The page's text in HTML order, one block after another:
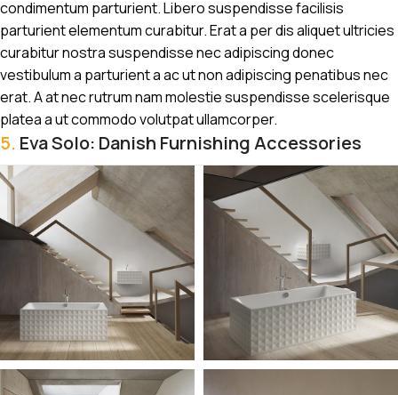
condimentum parturient. Libero suspendisse facilisis
parturient elementum curabitur. Erat a per dis aliquet ultricies
curabitur nostra suspendisse nec adipiscing donec
vestibulum a parturient a ac ut non adipiscing penatibus nec
erat. A at nec rutrum nam molestie suspendisse scelerisque
platea a ut commodo volutpat ullamcorper.
5. Eva Solo: Danish Furnishing Accessories